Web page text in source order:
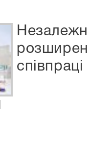
співпраці